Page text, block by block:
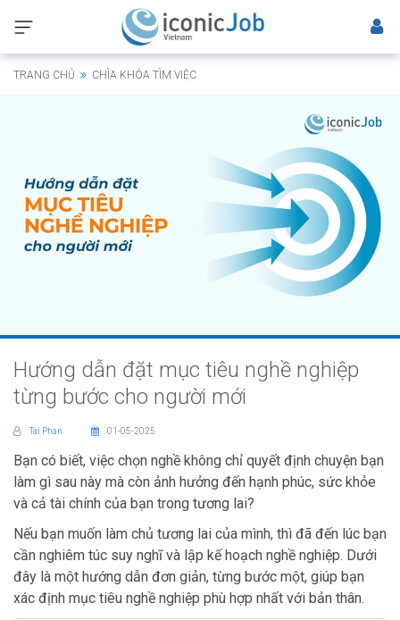
TRANG CHỦ CHÌA KHÓA TÌM VIỆC
Hướng dẫn đặt mục tiêu nghề nghiệp
từng bước cho người mới
Tai Phan 01-05-2025
Bạn có biết, việc chọn nghề không chỉ quyết định chuyện bạn
làm gì sau này mà còn ảnh hưởng đến hạnh phúc, sức khỏe
và cả tài chính của bạn trong tương lai?
Nếu bạn muốn làm chủ tương lai của mình, thì đã đến lúc bạn
cần nghiêm túc suy nghĩ và lập kế hoạch nghề nghiệp. Dưới
đây là một hướng dẫn đơn giản, từng bước một, giúp bạn
xác định mục tiêu nghề nghiệp phù hợp nhất với bản thân.